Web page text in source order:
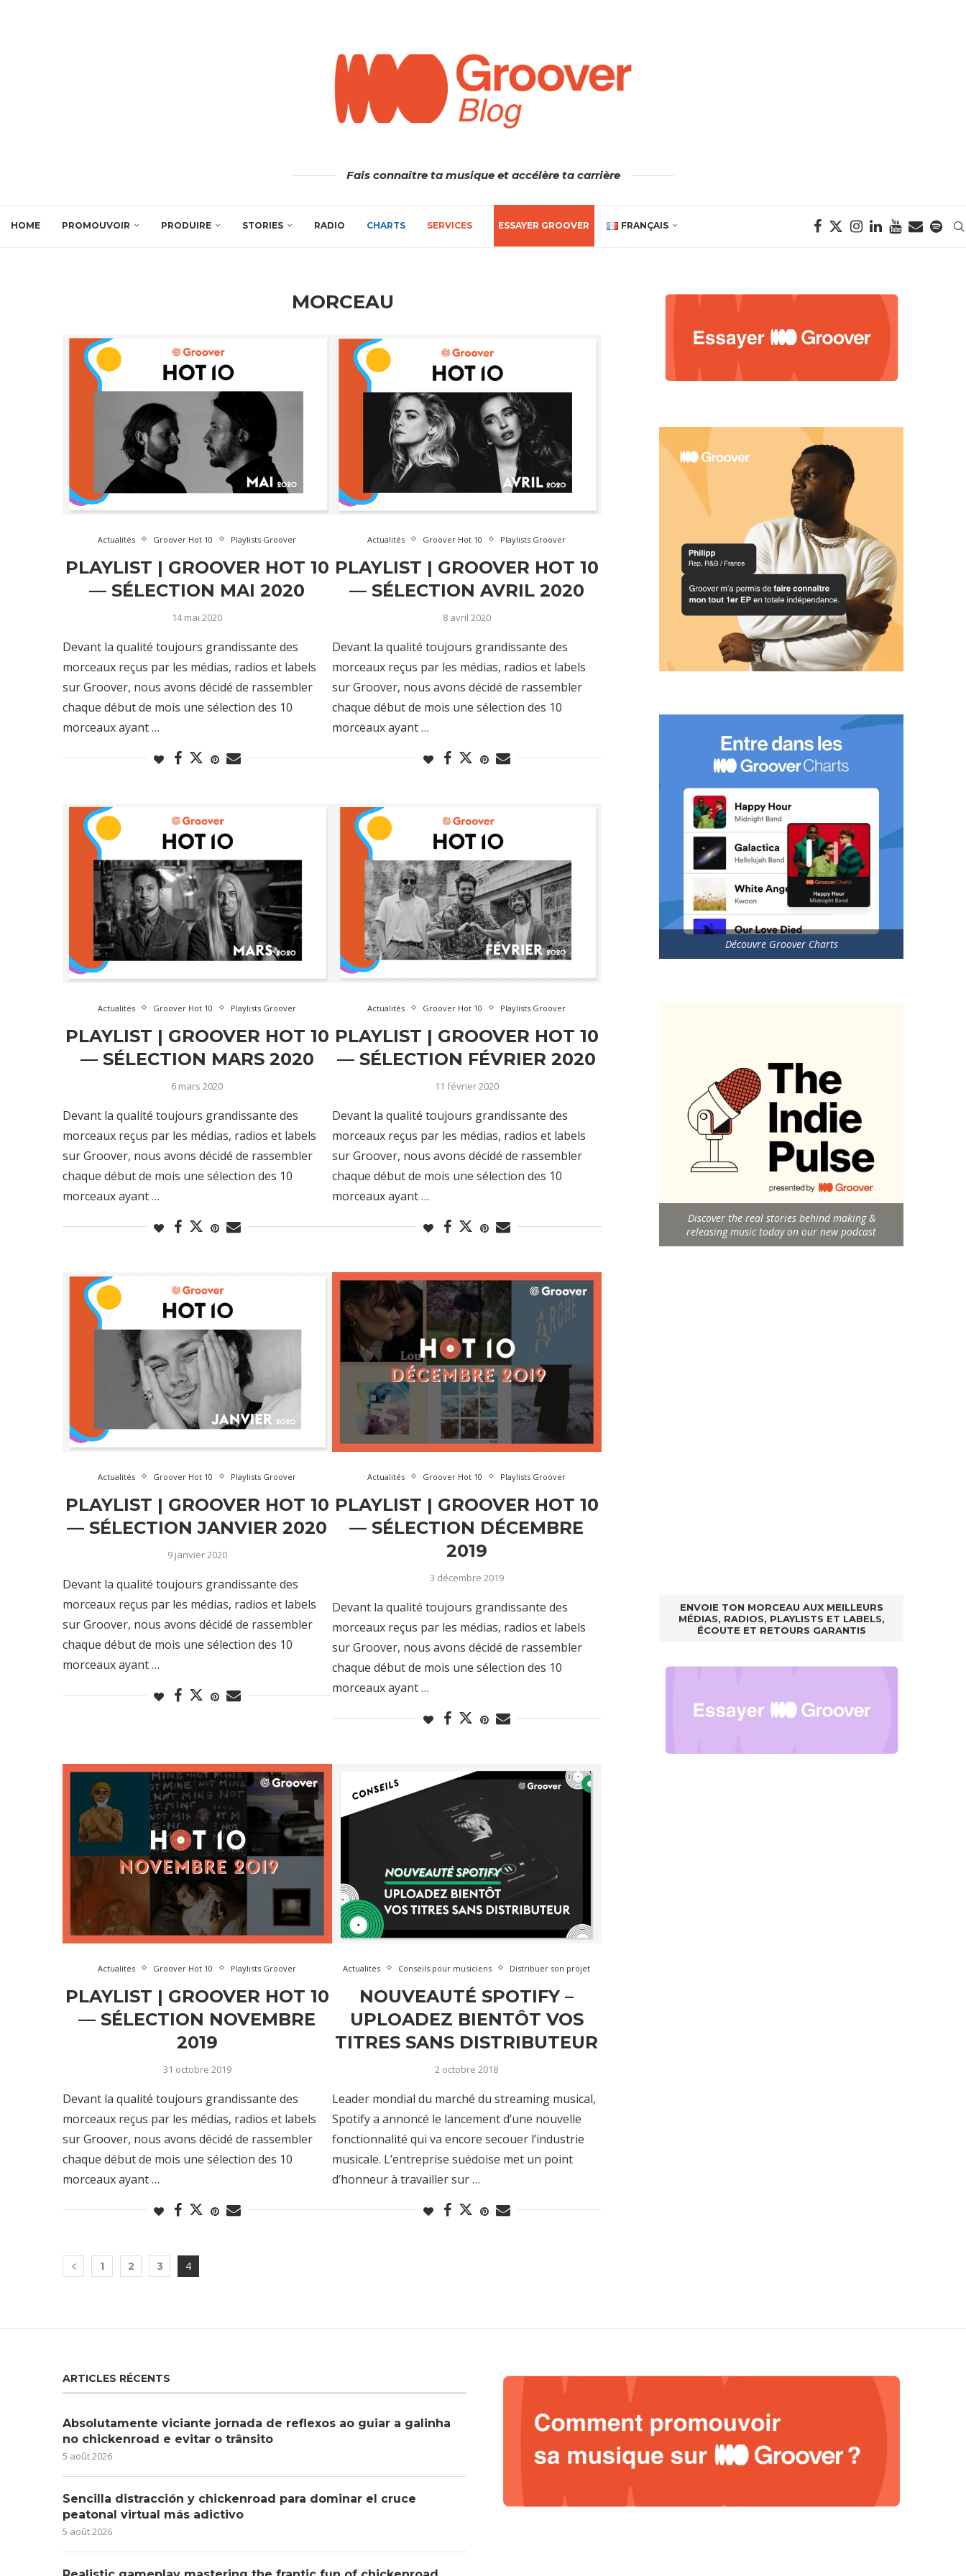
Fais connaître ta musique et accélère ta carrière
HOME PROMOUVOIR PRODUIRE STORIES RADIO CHARTS SERVICES ESSAYER GROOVER FRANÇAIS
MORCEAU
Actualités Groover Hot 10 Playlists Groover
PLAYLIST | GROOVER HOT 10
— SÉLECTION MAI 2020
14 mai 2020
Devant la qualité toujours grandissante des
morceaux reçus par les médias, radios et labels
sur Groover, nous avons décidé de rassembler
chaque début de mois une sélection des 10
morceaux ayant …
Actualités Groover Hot 10 Playlists Groover
PLAYLIST | GROOVER HOT 10
— SÉLECTION AVRIL 2020
8 avril 2020
Devant la qualité toujours grandissante des
morceaux reçus par les médias, radios et labels
sur Groover, nous avons décidé de rassembler
chaque début de mois une sélection des 10
morceaux ayant …
Actualités Groover Hot 10 Playlists Groover
PLAYLIST | GROOVER HOT 10
— SÉLECTION MARS 2020
6 mars 2020
Devant la qualité toujours grandissante des
morceaux reçus par les médias, radios et labels
sur Groover, nous avons décidé de rassembler
chaque début de mois une sélection des 10
morceaux ayant …
Actualités Groover Hot 10 Playlists Groover
PLAYLIST | GROOVER HOT 10
— SÉLECTION FÉVRIER 2020
11 février 2020
Devant la qualité toujours grandissante des
morceaux reçus par les médias, radios et labels
sur Groover, nous avons décidé de rassembler
chaque début de mois une sélection des 10
morceaux ayant …
Actualités Groover Hot 10 Playlists Groover
PLAYLIST | GROOVER HOT 10
— SÉLECTION JANVIER 2020
9 janvier 2020
Devant la qualité toujours grandissante des
morceaux reçus par les médias, radios et labels
sur Groover, nous avons décidé de rassembler
chaque début de mois une sélection des 10
morceaux ayant …
Actualités Groover Hot 10 Playlists Groover
PLAYLIST | GROOVER HOT 10
— SÉLECTION DÉCEMBRE
2019
3 décembre 2019
Devant la qualité toujours grandissante des
morceaux reçus par les médias, radios et labels
sur Groover, nous avons décidé de rassembler
chaque début de mois une sélection des 10
morceaux ayant …
Actualités Groover Hot 10 Playlists Groover
PLAYLIST | GROOVER HOT 10
— SÉLECTION NOVEMBRE
2019
31 octobre 2019
Devant la qualité toujours grandissante des
morceaux reçus par les médias, radios et labels
sur Groover, nous avons décidé de rassembler
chaque début de mois une sélection des 10
morceaux ayant …
Actualités Conseils pour musiciens Distribuer son projet
NOUVEAUTÉ SPOTIFY –
UPLOADEZ BIENTÔT VOS
TITRES SANS DISTRIBUTEUR
2 octobre 2018
Leader mondial du marché du streaming musical,
Spotify a annoncé le lancement d’une nouvelle
fonctionnalité qui va encore secouer l’industrie
musicale. L’entreprise suédoise met un point
d’honneur à travailler sur …
1 2 3 4
Découvre Groover Charts
Discover the real stories behind making &
releasing music today on our new podcast
ENVOIE TON MORCEAU AUX MEILLEURS
MÉDIAS, RADIOS, PLAYLISTS ET LABELS,
ÉCOUTE ET RETOURS GARANTIS
ARTICLES RÉCENTS
Absolutamente viciante jornada de reflexos ao guiar a galinha
no chickenroad e evitar o trânsito
5 août 2026
Sencilla distracción y chickenroad para dominar el cruce
peatonal virtual más adictivo
5 août 2026